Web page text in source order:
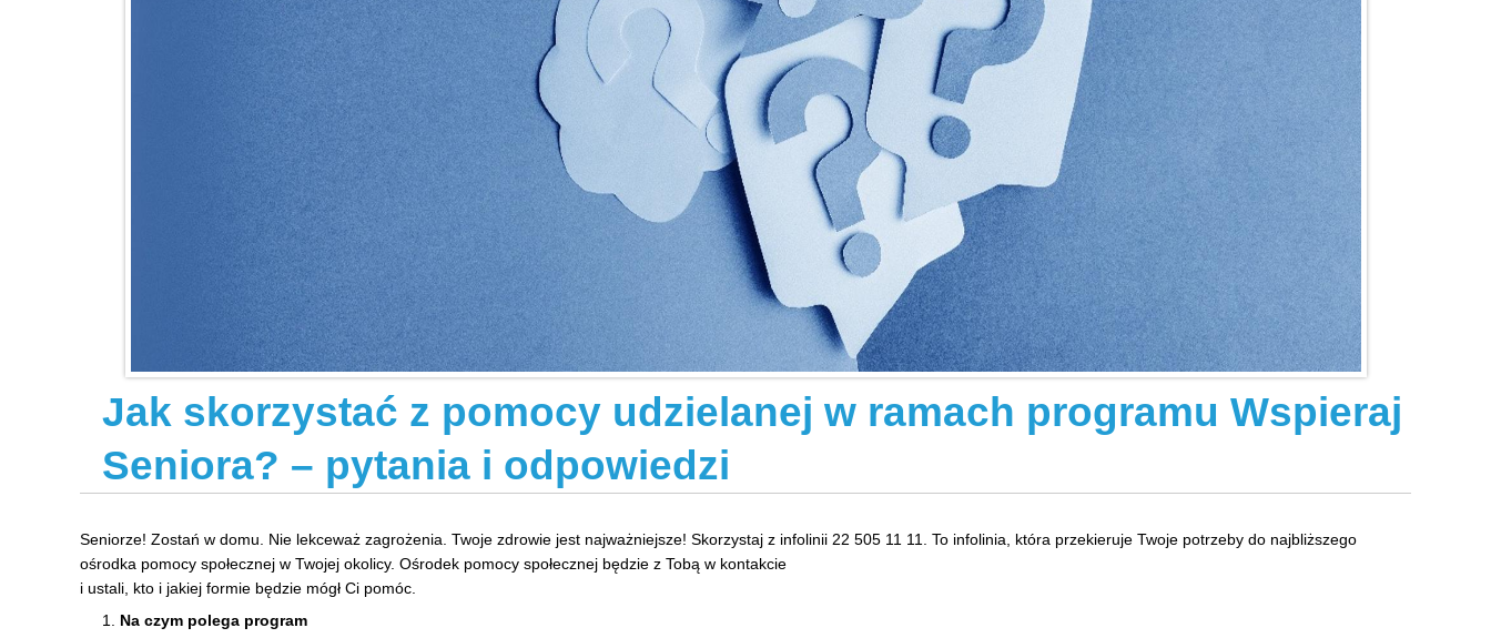
Jak skorzystać z pomocy udzielanej w ramach programu Wspieraj
Seniora? – pytania i odpowiedzi
Seniorze! Zostań w domu. Nie lekceważ zagrożenia. Twoje zdrowie jest najważniejsze! Skorzystaj z infolinii 22 505 11 11. To infolinia, która przekieruje Twoje potrzeby do najbliższego
ośrodka pomocy społecznej w Twojej okolicy. Ośrodek pomocy społecznej będzie z Tobą w kontakcie
i ustali, kto i jakiej formie będzie mógł Ci pomóc.
Na czym polega program